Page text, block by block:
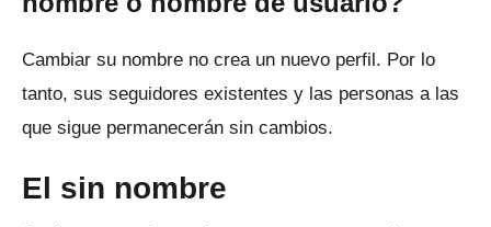
Cambiar su nombre no crea un nuevo perfil. Por lo
tanto, sus seguidores existentes y las personas a las
que sigue permanecerán sin cambios.
El sin nombre